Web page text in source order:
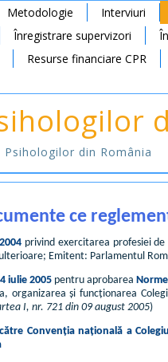
Metodologie Interviuri
Înregistrare supervizori
Resurse financiare CPR
din România
ce
privind exercitarea profesiei
Emitent: Parlamentul
iulie 2005pentru aprobarea
organizarea și funcționarea
I, nr. 721 din 09 august 2005)
Convenția națională a